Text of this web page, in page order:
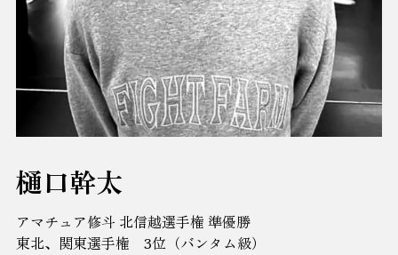
樋口幹太
アマチュア修斗 北信越選手権 準優勝
東北、関東選手権 3位（バンタム級）